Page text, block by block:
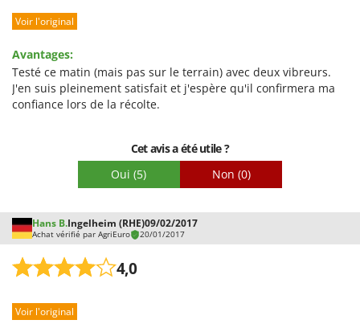
Voir l'original
Avantages:
Testé ce matin (mais pas sur le terrain) avec deux vibreurs.
J'en suis pleinement satisfait et j'espère qu'il confirmera ma
confiance lors de la récolte.
Cet avis a été utile ?
Oui (5) Non (0)
Hans B.Ingelheim (RHE)09/02/2017
Achat vérifié par AgriEuro 20/01/2017
4,0
Voir l'original